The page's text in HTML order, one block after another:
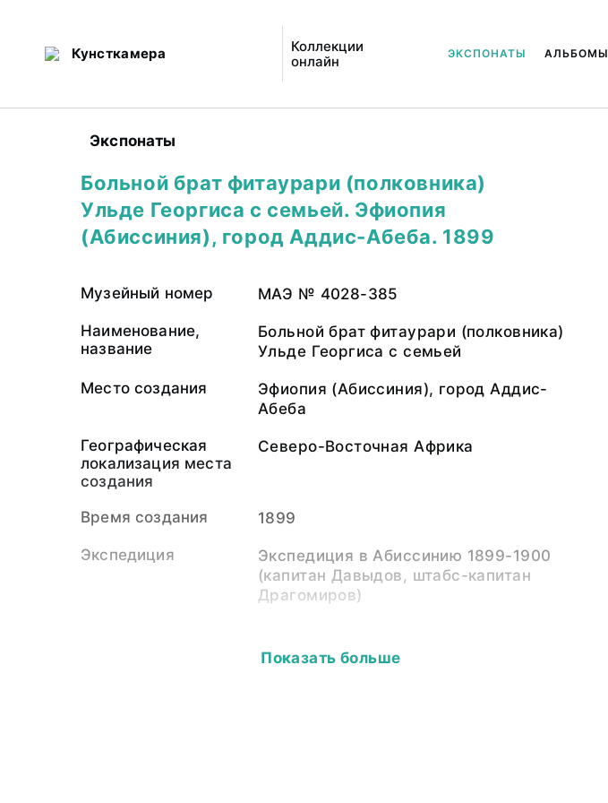
Кунсткамера
Коллекции
онлайн
ЭКСПОНАТЫ АЛЬБОМЫ
Экспонаты
Больной брат фитаурари (полковника)
Ульде Георгиса с семьей. Эфиопия
(Абиссиния), город Аддис-Абеба. 1899
Музейный номер МАЭ № 4028-385
Наименование,
название
Больной брат фитаурари (полковника)
Ульде Георгиса с семьей
Место создания
Эфиопия (Абиссиния), город Аддис-
Абеба
Географическая
локализация места
создания
Северо-Восточная Африка
Время создания 1899
Экспедиция
Экспедиция в Абиссинию 1899-1900
(капитан Давыдов, штабс-капитан
Драгомиров)
Показать больше